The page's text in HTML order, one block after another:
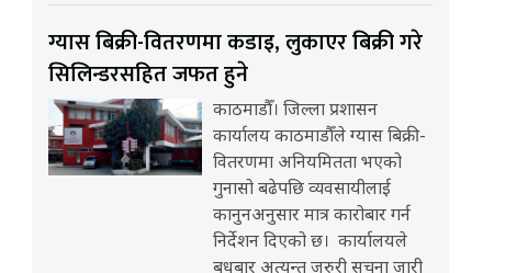
ग्यास बिक्री-वितरणमा कडाइ, लुकाएर बिक्री गरे
सिलिन्डरसहित जफत हुने
काठमाडौँ। जिल्ला प्रशासन
कार्यालय काठमाडौँले ग्यास बिक्री-
वितरणमा अनियमितता भएको
गुनासो बढेपछि व्यवसायीलाई
कानुनअनुसार मात्र कारोबार गर्न
निर्देशन दिएको छ। कार्यालयले